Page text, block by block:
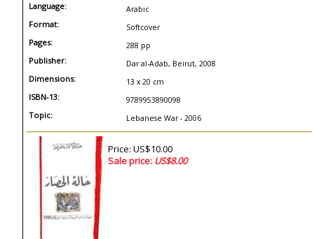
Language: Arabic
Format: Softcover
Pages: 288 pp
Publisher: Dar al-Adab, Beirut, 2008
Dimensions: 13 x 20 cm
ISBN-13: 9789953890098
Topic: Lebanese War - 2006
Price: US$10.00
Sale price: US$8.00